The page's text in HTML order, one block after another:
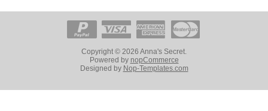
Copyright © 2026 Anna's Secret.
Powered by nopCommerce
Designed by Nop-Templates.com